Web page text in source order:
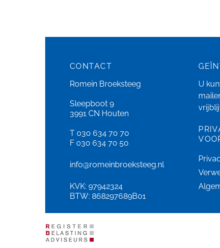
CONTACT
Romein Broeksteeg
Sleepboot 9
3991 CN Houten
T 030 634 70 70
F 030 634 70 50
info@romeinbroeksteeg.nl
KVK: 97942324
BTW: 868297689B01
U